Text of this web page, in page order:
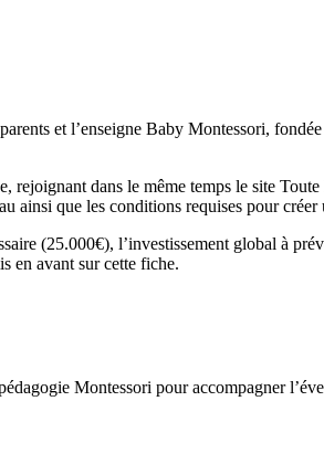
et l’enseigne Baby Montessori,
dans le même temps le site
ainsi que les conditions requises pour
(25.000€), l’investissement global à
en avant sur cette fiche.
Montessori pour accompagner